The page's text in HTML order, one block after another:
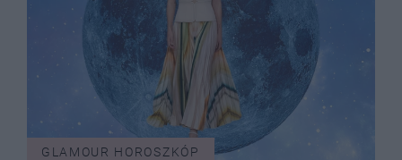
GLAMOUR HOROSZKÓP